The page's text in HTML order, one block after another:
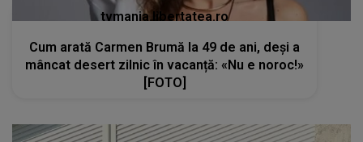
tvmania.libertatea.ro
Cum arată Carmen Brumă la 49 de ani, deși a
mâncat desert zilnic în vacanță: «Nu e noroc!»
[FOTO]